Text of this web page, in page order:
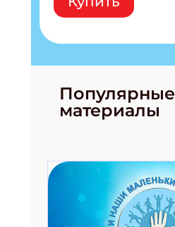
Популярные
материалы